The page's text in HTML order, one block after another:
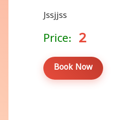
Jssjjss
Price: 2
Book Now